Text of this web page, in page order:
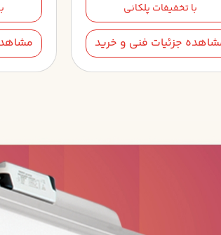
با تخفیفات پلکانی
جزئیات فنی و خرید